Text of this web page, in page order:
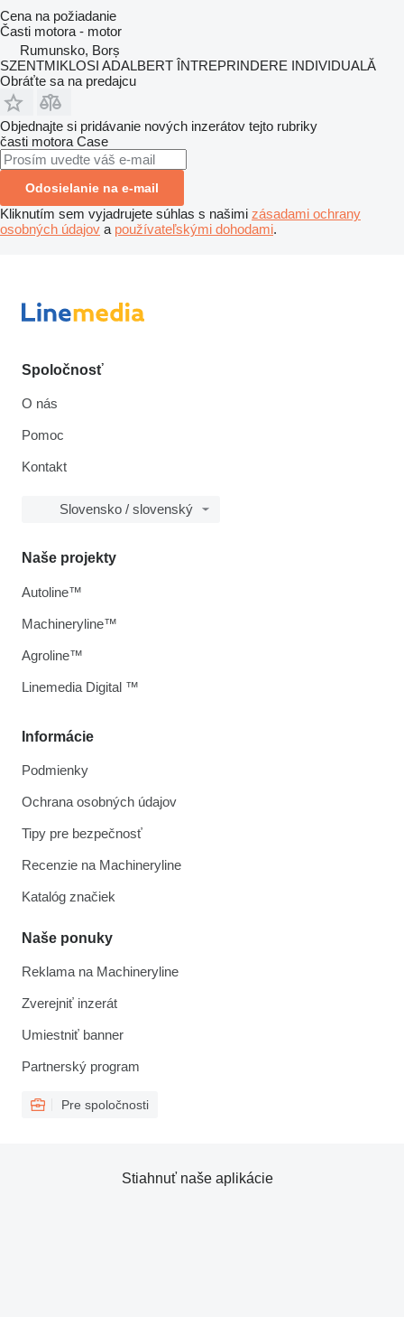
Cena na požiadanie
Časti motora - motor
Rumunsko, Borș
SZENTMIKLOSI ADALBERT ÎNTREPRINDERE INDIVIDUALĂ
Obráťte sa na predajcu
Objednajte si pridávanie nových inzerátov tejto rubriky
časti motora Case
Odosielanie na e-mail
Kliknutím sem vyjadrujete súhlas s našimi zásadami ochrany
osobných údajov a používateľskými dohodami.
Spoločnosť
O nás
Pomoc
Kontakt
Slovensko / slovenský
Informácie
Podmienky
Ochrana osobných údajov
Tipy pre bezpečnosť
Recenzie na Machineryline
Katalóg značiek
Naše ponuky
Reklama na Machineryline
Zverejniť inzerát
Umiestniť banner
Partnerský program
Pre spoločnosti
Naše projekty
Autoline™
Machineryline™
Agroline™
Linemedia Digital ™
Stiahnuť naše aplikácie